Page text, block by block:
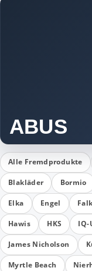
ABUS
Alle Fremdprodukte
Blakläder Bormio
Elka Engel
Hawis HKS IQ-
James Nicholson
Myrtle Beach